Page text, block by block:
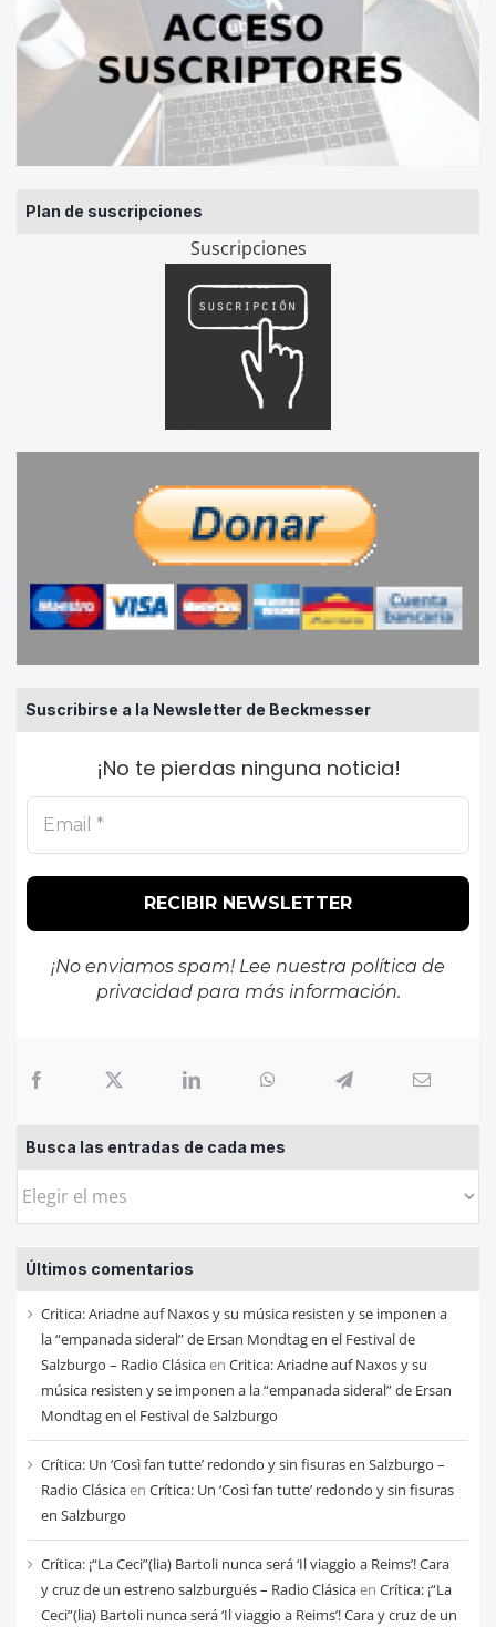
Plan de suscripciones
Suscripciones
Suscribirse a la Newsletter de Beckmesser
¡No te pierdas ninguna noticia!
¡No enviamos spam! Lee nuestra política de
privacidadpara más información.
Busca las entradas de cada mes
Busca
entradas
de
cada
mes
Últimos comentarios
Critica: Ariadne auf Naxos y su música resisten y se imponen a
la “empanada sideral” de Ersan Mondtag en el Festival de
Salzburgo – Radio Clásicaen Critica: Ariadne auf Naxos y su
música resisten y se imponen a la “empanada sideral” de Ersan
Mondtag en el Festival de Salzburgo
Crítica: Un ‘Così fan tutte’ redondo y sin fisuras en Salzburgo –
Radio Clásicaen Crítica: Un ‘Così fan tutte’ redondo y sin fisuras
en Salzburgo
Crítica: ¡“La Ceci”(lia) Bartoli nunca será ‘Il viaggio a Reims’! Cara
y cruz de un estreno salzburgués – Radio Clásicaen Crítica: ¡“La
Ceci”(lia) Bartoli nunca será ‘Il viaggio a Reims’! Cara y cruz de un